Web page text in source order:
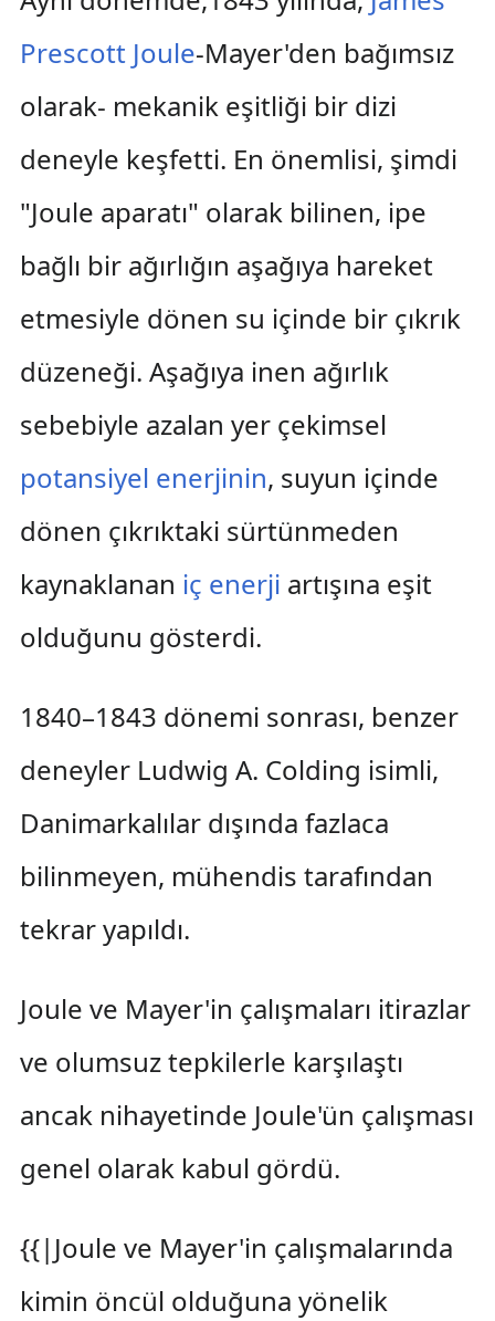
Prescott Joule-Mayer'den bağımsız
olarak- mekanik eşitliği bir dizi
deneyle keşfetti. En önemlisi, şimdi
"Joule aparatı" olarak bilinen, ipe
bağlı bir ağırlığın aşağıya hareket
etmesiyle dönen su içinde bir çıkrık
düzeneği. Aşağıya inen ağırlık
sebebiyle azalan yer çekimsel
potansiyel enerjinin, suyun içinde
dönen çıkrıktaki sürtünmeden
kaynaklanan iç enerji artışına eşit
olduğunu gösterdi.
1840–1843 dönemi sonrası, benzer
deneyler Ludwig A. Colding isimli,
Danimarkalılar dışında fazlaca
bilinmeyen, mühendis tarafından
tekrar yapıldı.
Joule ve Mayer'in çalışmaları itirazlar
ve olumsuz tepkilerle karşılaştı
ancak nihayetinde Joule'ün çalışması
genel olarak kabul gördü.
{{|Joule ve Mayer'in çalışmalarında
kimin öncül olduğuna yönelik